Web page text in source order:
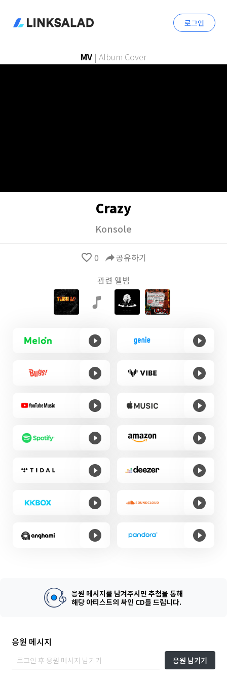
로그인
MV | Album Cover
Crazy
Konsole
favorite_border 0 reply공유하기
관련 앨범
응원 메시지를 남겨주시면 추첨을 통해
해당 아티스트의 싸인 CD를 드립니다.
응원 메시지
응원 남기기